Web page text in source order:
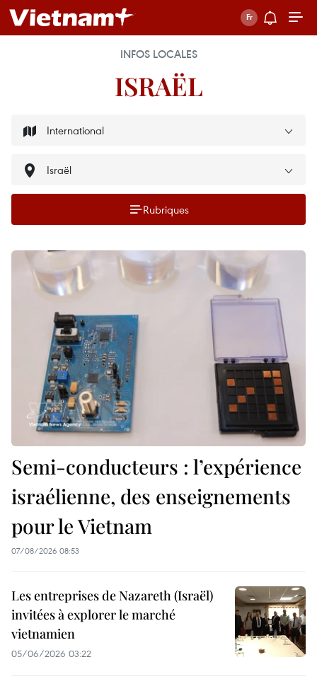
INFOS LOCALES
ISRAËL
Rubriques
Semi-conducteurs : l’expérience
israélienne, des enseignements
pour le Vietnam
07/08/2026 08:53
Les entreprises de Nazareth (Israël)
invitées à explorer le marché
vietnamien
05/06/2026 03:22